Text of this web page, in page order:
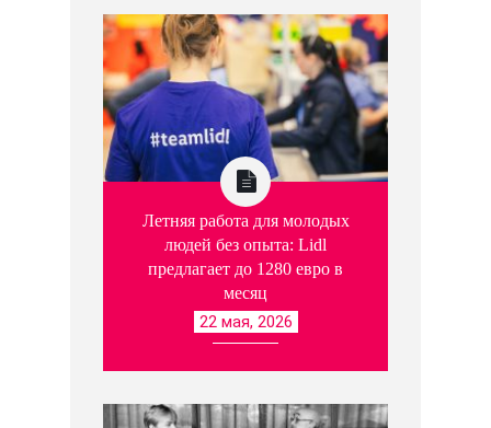
Летняя работа для молодых
людей без опыта: Lidl
предлагает до 1280 евро в
месяц
22 мая, 2026